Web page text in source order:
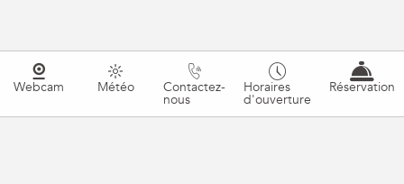
Webcam Météo Contactez-
nous
Horaires
d'ouverture
Réservation